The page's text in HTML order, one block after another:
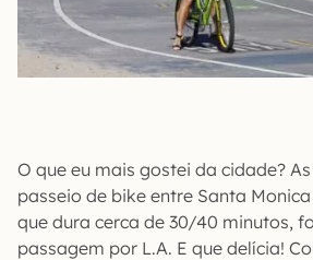
O que eu mais gostei da cidade?
passeio de bike entre Santa Monica
que dura cerca de 30/40 minutos,
passagem por L.A. E que delícia!